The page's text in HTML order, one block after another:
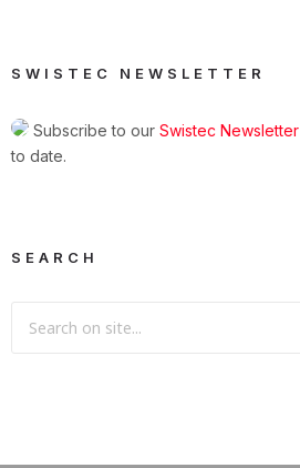
SWISTEC NEWSLETTER
Subscribe to our Swistec Newsletter
to date.
SEARCH